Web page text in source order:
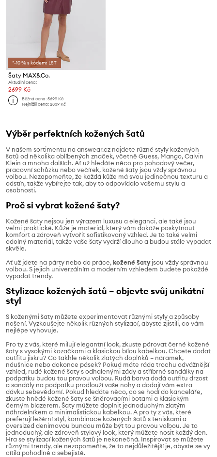
*-10 % s kódem: LST
Šaty MAX&Co.
Aktuální cena:
2699 Kč
Běžná cena:5699 Kč
Nejnižší cena:2839 Kč
Výběr perfektních kožených šatů
V našem sortimentu na answear.cz najdete různé styly kožených
šatů od několika oblíbených značek, včetně Guess, Mango, Calvin
Klein a mnoha dalších. Ať už hledáte něco pro pohodový večer,
pracovní schůzku nebo večírek, kožené šaty jsou vždy správnou
volbou. Nezapomeňte, že každá kůže má svou jedinečnou texturu a
odstín, takže vybírejte tak, aby to odpovídalo vašemu stylu a
osobnosti.
Proč si vybrat kožené šaty?
Kožené šaty nejsou jen výrazem luxusu a eleganci, ale také jsou
velmi praktické. Kůže je materiál, který vám dokáže poskytnout
komfort a zároveň vytvořit sofistikovaný vzhled. Je to také velmi
odolný materiál, takže vaše šaty vydrží dlouho a budou stále vypadat
skvěle.
Ať už jdete na párty nebo do práce,kožené šatyjsou vždy správnou
volbou. S jejich univerzálním a moderním vzhledem budete pokaždé
vypadat trendy.
Stylizace kožených šatů – objevte svůj unikátní
styl
S koženými šaty můžete experimentovat různými styly a způsoby
nošení. Vyzkoušejte několik různých stylizací, abyste zjistili, co vám
nejlépe vyhovuje.
Pro ty z vás, které milují elegantní look, zkuste párovat černé kožené
šaty s vysokými kozačkami a klasickou bílou kabelkou. Chcete dodat
outfitu jiskru? Co takhle několik zlatých doplňků – náramek,
náušnice nebo dokonce pásek? Pokud máte ráda trochu odvážnější
vzhled, rudé kožené šaty s odhalenými zády a stříbrné sandálky na
podpatku budou tou pravou volbou. Rudá barva dodá outfitu drzost
a sandály na podpatku prodlouží vaše nohy a dodají vám extra
dávku sebevědomí. Pokud hledáte něco, co se hodí do kanceláře,
zkuste hnědé kožené šaty se šněrovacími botami a klasickým
černým blazerem. Šaty můžete doplnit jednoduchým zlatým
náhrdelníkem a minimalistickou kabelkou. A pro ty z vás, které
preferují ležérní styl, kombinace kožených šatů s teniskami a
oversized denimovou bundou může být tou pravou volbou. Je to
jednoduchý, ale zároveň stylový look, který můžete nosit každý den.
Hra se stylizací kožených šatů je nekonečná. Inspirovat se můžete
různými trendy, ale nezapomeňte, že to nejdůležitější je, abyste se vy
cítila pohodlně a sebejistě.